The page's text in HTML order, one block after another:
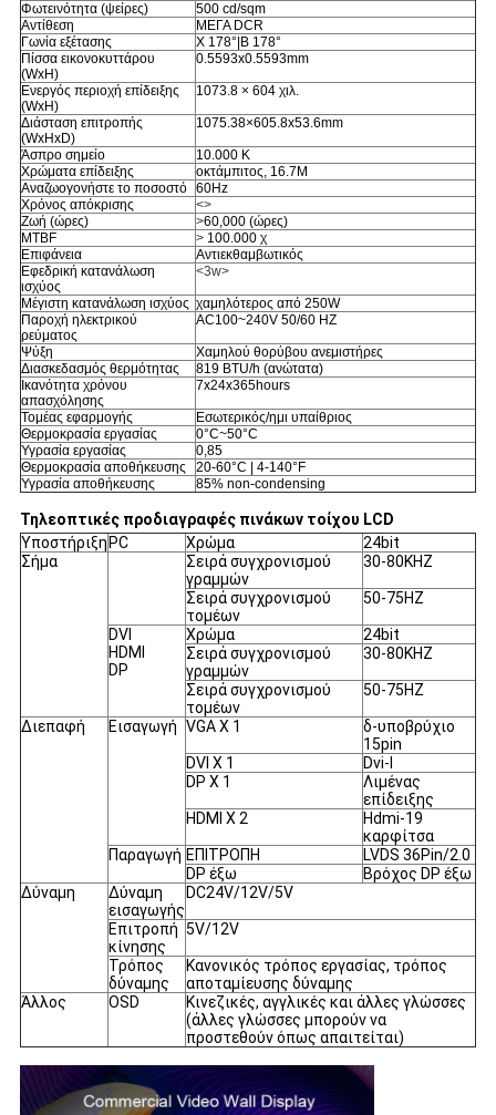
Φωτεινότητα (ψείρες)
500 cd/sqm
Αντίθεση
ΜΕΓΑ DCR
Γωνία εξέτασης
Χ 178°|Β 178°
Πίσσα εικονοκυττάρου
(WxH)
0.5593x0.5593mm
Ενεργός περιοχή επίδειξης
(WxH)
1073.8 × 604 χιλ.
Διάσταση επιτροπής
(WxHxD)
1075.38×605.8x53.6mm
Άσπρο σημείο
10.000 Κ
Χρώματα επίδειξης
οκτάμπιτος, 16.7M
Αναζωογονήστε το ποσοστό 60Hz
Χρόνος απόκρισης
<>
Ζωή (ώρες)
>60,000 (ώρες)
MTBF
> 100.000 χ
Επιφάνεια
Αντιεκθαμβωτικός
Εφεδρική κατανάλωση
ισχύος
<3w>
Μέγιστη κατανάλωση ισχύος χαμηλότερος από 250W
Παροχή ηλεκτρικού
ρεύματος
AC100~240V 50/60 HZ
Ψύξη
Χαμηλού θορύβου ανεμιστήρες
Διασκεδασμός θερμότητας
819 BTU/h (ανώτατα)
Ικανότητα χρόνου
απασχόλησης
7x24x365hours
Τομέας εφαρμογής
Εσωτερικός/ημι υπαίθριος
Θερμοκρασία εργασίας
0°C~50°C
Υγρασία εργασίας
0,85
Θερμοκρασία αποθήκευσης
20-60°C | 4-140°F
Υγρασία αποθήκευσης
85% non-condensing
Τηλεοπτικές προδιαγραφές πινάκων τοίχου LCD
Υποστήριξη PC Χρώμα
24bit
Σήμα
Σειρά συγχρονισμού
γραμμών
30-80KHZ
Σειρά συγχρονισμού
τομέων
50-75HZ
DVI
HDMI
DP
Χρώμα
24bit
Σειρά συγχρονισμού
γραμμών
30-80KHZ
Σειρά συγχρονισμού
τομέων
50-75HZ
Διεπαφή Εισαγωγή VGA Χ 1
δ-υποβρύχιο
15pin
DVI Χ 1
Dvi-Ι
DP Χ 1
Λιμένας
επίδειξης
HDMI Χ 2
Hdmi-19
καρφίτσα
Παραγωγή ΕΠΙΤΡΟΠΗ
LVDS 36Pin/2.0
DP έξω
Βρόχος DP έξω
Δύναμη
Δύναμη
εισαγωγής
DC24V/12V/5V
Επιτροπή
κίνησης
5V/12V
Τρόπος
δύναμης
Κανονικός τρόπος εργασίας, τρόπος
αποταμίευσης δύναμης
Άλλος
OSD
Κινεζικές, αγγλικές και άλλες γλώσσες
(άλλες γλώσσες μπορούν να
προστεθούν όπως απαιτείται)